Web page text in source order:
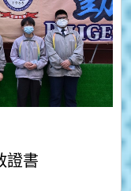
證書